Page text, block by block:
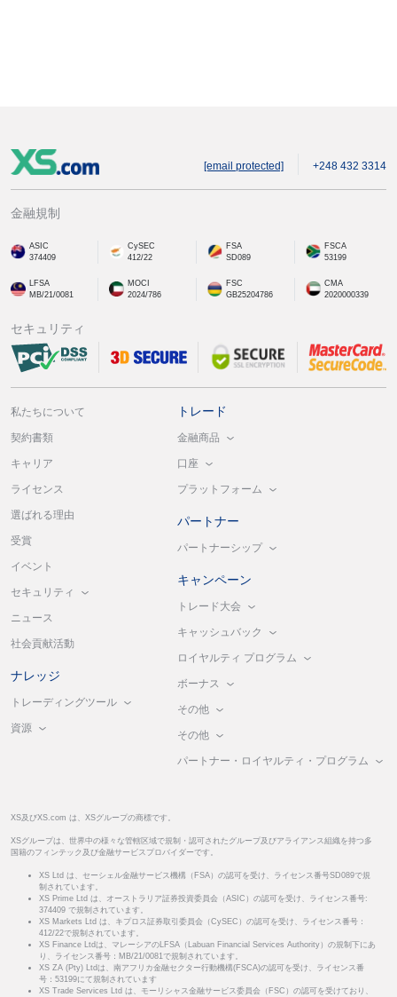
[email protected] +248 432 3314
金融規制
ASIC
374409
CySEC
412/22
FSA
SD089
FSCA
53199
LFSA
MB/21/0081
MOCI
2024/786
FSC
GB25204786
CMA
2020000339
セキュリティ
私たちについて
契約書類
キャリア
ライセンス
選ばれる理由
受賞
イベント
セキュリティ
ニュース
社会貢献活動
ナレッジ
トレーディングツール
資源
トレード
金融商品
口座
プラットフォーム
パートナー
パートナーシップ
キャンペーン
トレード大会
キャッシュバック
ロイヤルティ プログラム
ボーナス
その他
その他
パートナー・ロイヤルティ・プログラム
XS及びXS.com は、XSグループの商標です。
XSグループは、世界中の様々な管轄区域で規制・認可されたグループ及びアライアンス組織を持つ多
国籍のフィンテック及び金融サービスプロバイダーです。
XS Ltd は、セーシェル金融サービス機構（FSA）の認可を受け、ライセンス番号SD089で規
制されています。
XS Prime Ltd は、オーストラリア証券投資委員会（ASIC）の認可を受け、ライセンス番号:
374409 で規制されています。
XS Markets Ltd は、キプロス証券取引委員会（CySEC）の認可を受け、ライセンス番号：
412/22で規制されています。
XS Finance Ltdは、マレーシアのLFSA（Labuan Financial Services Authority）の規制下にあ
り、ライセンス番号：MB/21/0081で規制されています。
XS ZA (Pty) Ltdは、南アフリカ金融セクター行動機構(FSCA)の認可を受け、ライセンス番
号：53199にて規制されています
XS Trade Services Ltd は、モーリシャス金融サービス委員会（FSC）の認可を受けており、